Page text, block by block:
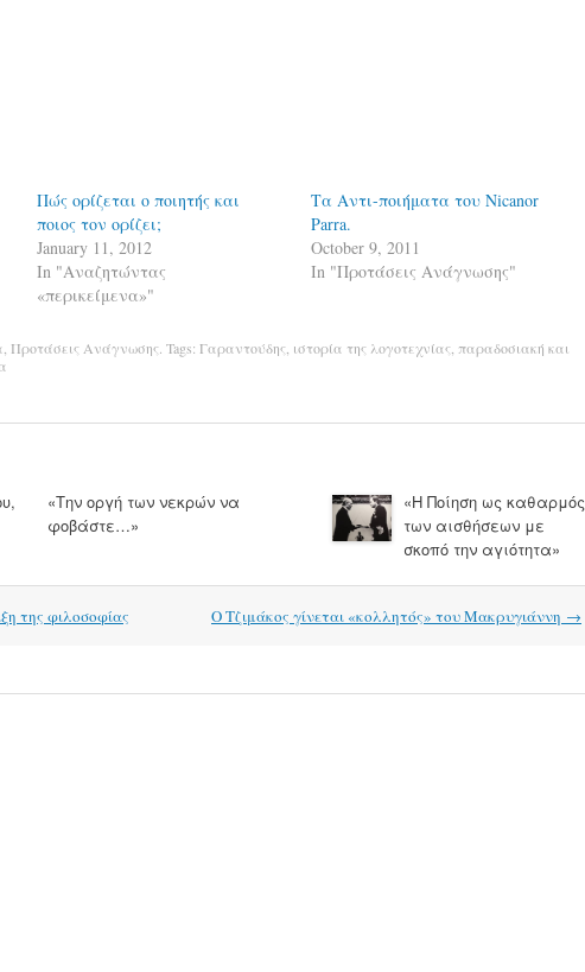
Πώς ορίζεται ο ποιητής και
ποιος τον ορίζει;
January 11, 2012
In "Αναζητώντας
«περικείμενα»"
Τα Αντι-ποιήματα του Nicanor
Parra.
October 9, 2011
In "Προτάσεις Ανάγνωσης"
Προτάσεις Ανάγνωσης . Tags: Γαραντούδης ιστορία της λογοτεχνίας παραδοσιακή και
«Την οργή των νεκρών να
φοβάστε…»
«Η Ποίηση ως καθαρμός
των αισθήσεων με
σκοπό την αγιότητα»
της φιλοσοφίας Ο Τζιμάκος γίνεται «κολλητός» του Μακρυγιάννη →